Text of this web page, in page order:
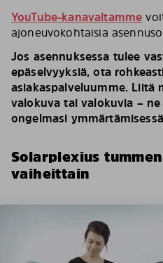
YouTube-kanavaltamme
ajoneuvokohtaisia
Jos asennuksessa tulee
epäselvyyksiä, ota
asiakaspalveluumme. Liitä
valokuva tai valokuvia –
ongelmasi
Solarplexius
vaiheittain